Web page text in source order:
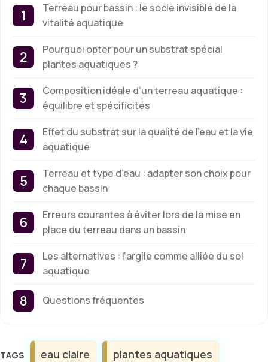
Terreau pour bassin : le socle invisible de la
vitalité aquatique
Pourquoi opter pour un substrat spécial
plantes aquatiques ?
Composition idéale d’un terreau aquatique :
équilibre et spécificités
Effet du substrat sur la qualité de l’eau et la vie
aquatique
Terreau et type d’eau : adapter son choix pour
chaque bassin
Erreurs courantes à éviter lors de la mise en
place du terreau dans un bassin
Les alternatives : l’argile comme alliée du sol
aquatique
Questions fréquentes
Étiquettes
eau claire plantes aquatiques